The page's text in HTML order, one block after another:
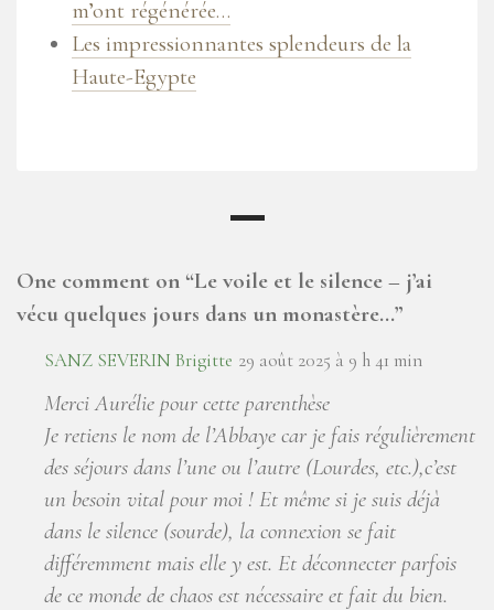
m’ont régénérée…
Les impressionnantes splendeurs de la
Haute-Egypte
One comment on “Le voile et le silence – j’ai
vécu quelques jours dans un monastère…”
SANZ SEVERIN Brigitte 29 août 2025 à 9 h 41 min
Merci Aurélie pour cette parenthèse
Je retiens le nom de l’Abbaye car je fais régulièrement
des séjours dans l’une ou l’autre (Lourdes, etc.),c’est
un besoin vital pour moi ! Et même si je suis déjà
dans le silence (sourde), la connexion se fait
différemment mais elle y est. Et déconnecter parfois
de ce monde de chaos est nécessaire et fait du bien.